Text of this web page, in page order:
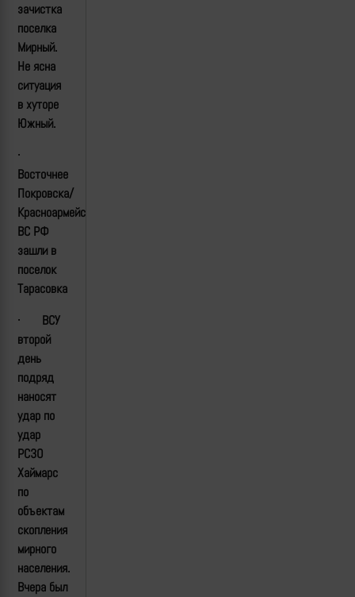
зачистка
поселка
Мирный.
Не ясна
ситуация
в хуторе
Южный.
·
Восточнее
Покровска/
Красноармейска
ВС РФ
зашли в
поселок
Тарасовка
· ВСУ
второй
день
подряд
наносят
удар по
удар
РСЗО
Хаймарс
по
объектам
скопления
мирного
населения.
Вчера был